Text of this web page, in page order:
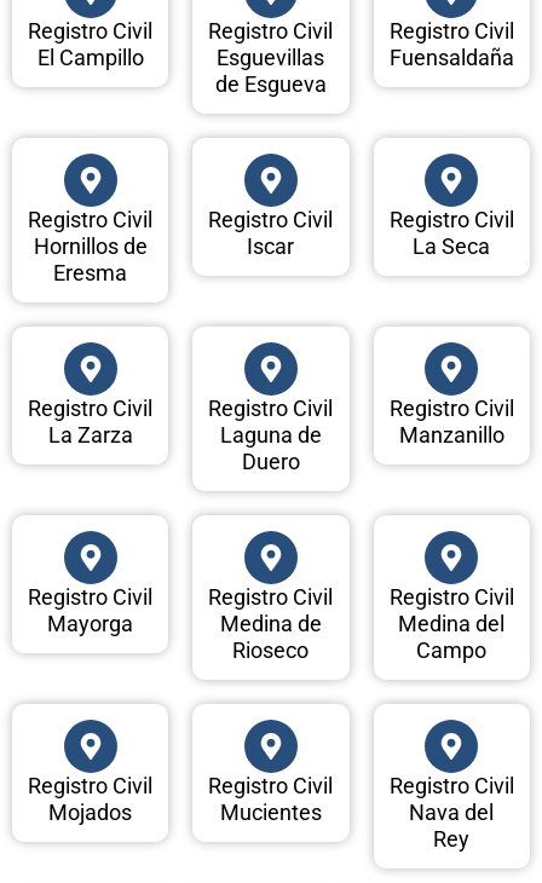
Registro Civil
El Campillo
Registro Civil
Esguevillas
de Esgueva
Registro Civil
Fuensaldaña
Registro Civil
Hornillos de
Eresma
Registro Civil
Iscar
Registro Civil
La Seca
Registro Civil
La Zarza
Registro Civil
Laguna de
Duero
Registro Civil
Manzanillo
Registro Civil
Mayorga
Registro Civil
Medina de
Rioseco
Registro Civil
Medina del
Campo
Registro Civil
Mojados
Registro Civil
Mucientes
Registro Civil
Nava del
Rey